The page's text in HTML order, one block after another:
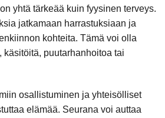
yhtä tärkeää kuin fyysinen terveys.
jatkamaan harrastuksiaan ja
kohteita. Tämä voi olla
puutarhanhoitoa tai
osallistuminen ja yhteisölliset
elämää. Seurana voi auttaa